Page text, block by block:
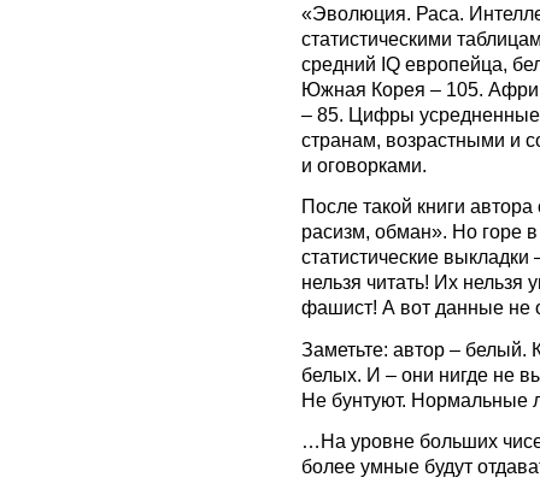
«Эволюция. Раса.
статистическими
средний IQ европейца,
Южная Корея – 105.
– 85. Цифры
странам, возрастными и
и оговорками.
После такой книги
расизм, обман». Но горе
статистические
нельзя читать! Их
фашист! А вот данные не
Заметьте: автор –
белых. И – они нигде не
Не бунтуют. Нормальные
…На уровне больших
более умные будут